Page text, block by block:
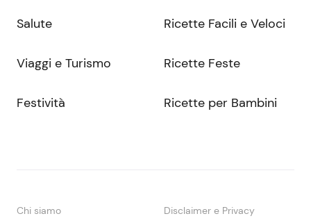
Salute
Viaggi e Turismo
Festività
Ricette Facili e Veloci
Ricette Feste
Ricette per Bambini
Chi siamo Disclaimer e Privacy